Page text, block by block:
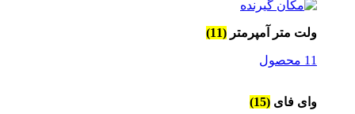
ولت متر آمپرمتر (11)
11 محصول
وای فای (15)